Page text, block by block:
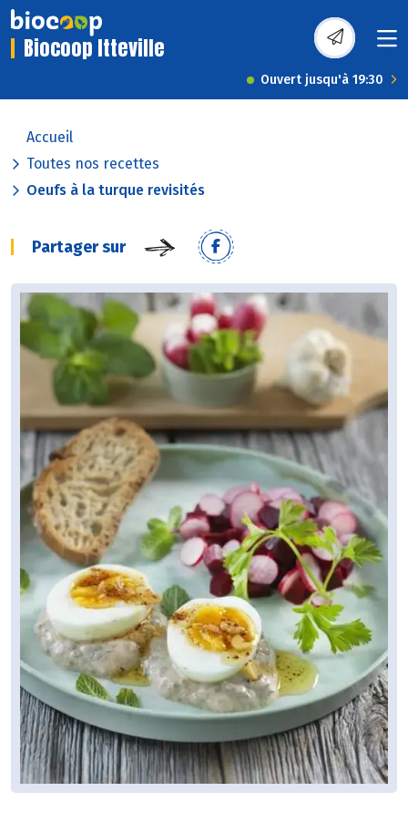
Biocoop Itteville
Ouvert jusqu'à 19:30
Accueil
Toutes nos recettes
Oeufs à la turque revisités
Partager sur